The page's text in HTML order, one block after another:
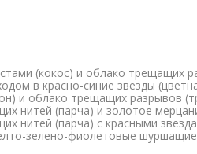
(кокос) и облако трещащих
в красно-синие звезды
и облако трещащих разрывов
нитей (парча) и золотое
нитей (парча) с красными
зелено-фиолетовые